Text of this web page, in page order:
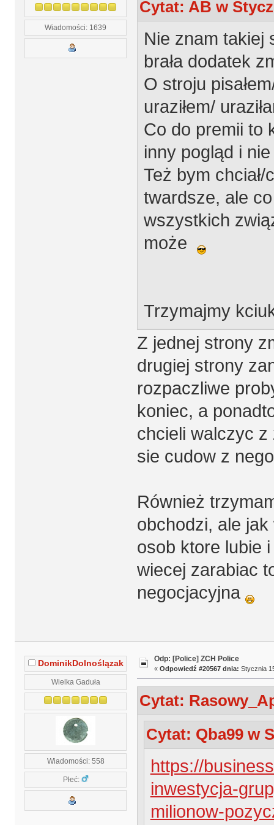
Wiadomości: 1639
Cytat: AB w
Nie znam takiej
brała dodatek
O stroju
uraziłem/
Co do premii to
inny pogląd i
Też bym chciał/
twardsze, ale
wszystkich
może
Trzymajmy
Z jednej strony
drugiej strony
rozpaczliwe
koniec, a
chcieli walczyc
sie cudow z
Również
obchodzi, ale
osob ktore lubie
wiecej zarabiac
negocjacyjna
DominikDolnoślązak
Wielka Gaduła
Wiadomości: 558
Płeć:
Odp: [Police] ZCH Police
« Odpowiedź #20567 dnia: Stycznia
Cytat:
Cytat: Qba99 w
https://
inwestycja-
milionow-